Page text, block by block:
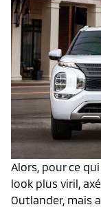
Alors, pour ce
look plus viril,
Outlander, mais